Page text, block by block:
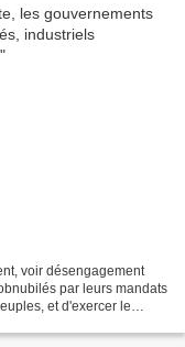
voir désengagement
par leurs mandats
et d'exercer le